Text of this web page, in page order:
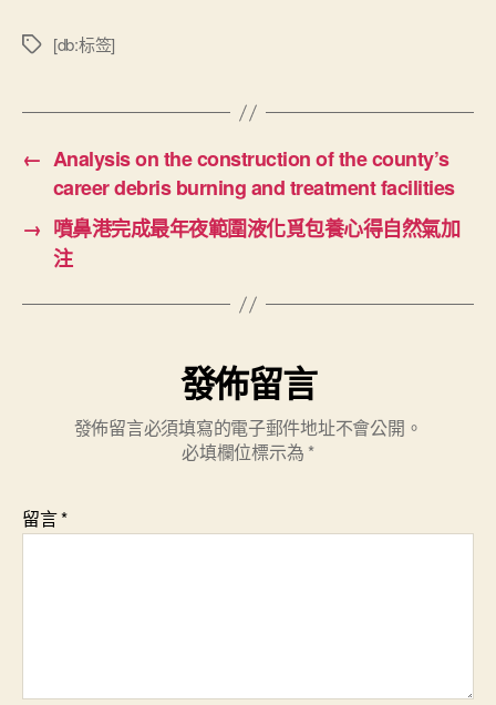
標
[db:标签]
← Analysis on the construction of the county’s
career debris burning and treatment facilities
→ 噴鼻港完成最年夜範圍液化覓包養心得自然氣加
注
發佈留言
發佈留言必須填寫的電子郵件地址不會公開。
必填欄位標示為 *
留言*